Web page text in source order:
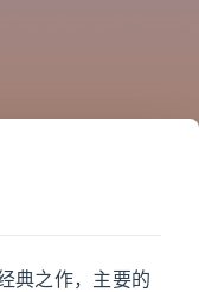
典之作，主要的